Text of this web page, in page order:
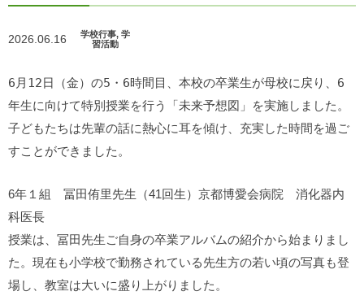
2026.06.16
学校行事, 学
習活動
6月12日（金）の5・6時間目、本校の卒業生が母校に戻り、6
年生に向けて特別授業を行う「未来予想図」を実施しました。
子どもたちは先輩の話に熱心に耳を傾け、充実した時間を過ご
すことができました。
6年１組 冨田侑里先生（41回生）京都博愛会病院 消化器内
科医長
授業は、冨田先生ご自身の卒業アルバムの紹介から始まりまし
た。現在も小学校で勤務されている先生方の若い頃の写真も登
場し、教室は大いに盛り上がりました。